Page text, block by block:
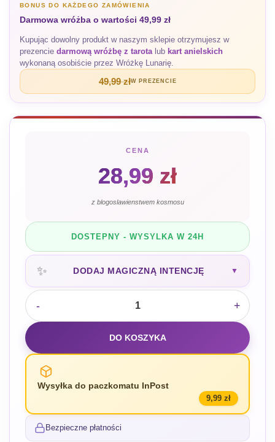
BONUS DO KAŻDEGO ZAMÓWIENIA
Darmowa wróżba o wartości 49,99 zł
Kupując dowolny produkt w naszym sklepie otrzymujesz w
prezencie darmową wróżbę z tarotalub kart anielskich
wykonaną osobiście przez Wróżkę Lunarię.
49,99 złW PREZENCIE
CENA
28,99 zł
z blogoslawienstwem kosmosu
DOSTEPNY - WYSYLKA W 24H
✨ DODAJ MAGICZNĄ INTENCJĘ ▼
- +
DO KOSZYKA
Wysyłka do paczkomatu InPost
9,99 zł
Bezpieczne płatności